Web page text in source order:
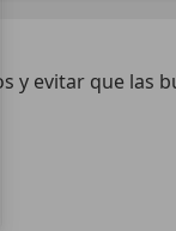
y evitar que las